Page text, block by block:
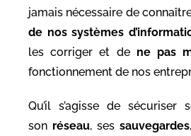
jamais nécessaire de
de nos systèmes
les corriger et de ne pas
fonctionnement de nos
Qu’il s’agisse de sécuriser
son réseau, ses sauvegardes